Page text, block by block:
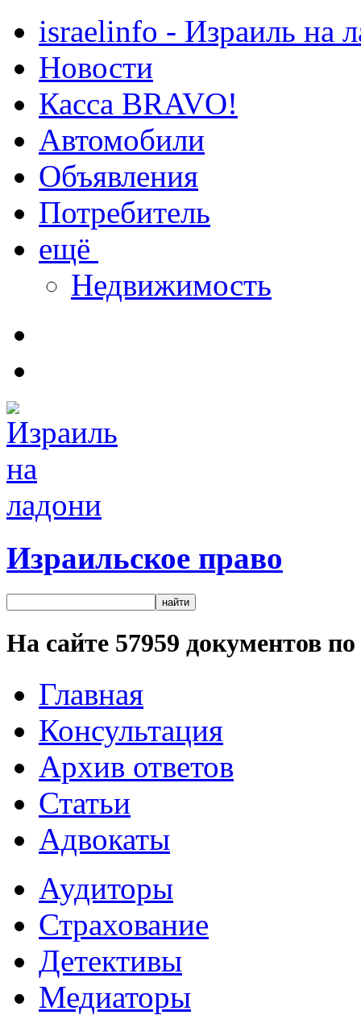
israelinfo - Израиль на
Новости
Касса BRAVO!
Автомобили
Объявления
Потребитель
ещё
Недвижимость
Израильское право
На сайте 57959 документов
Главная
Консультация
Архив ответов
Статьи
Адвокаты
Аудиторы
Страхование
Детективы
Медиаторы